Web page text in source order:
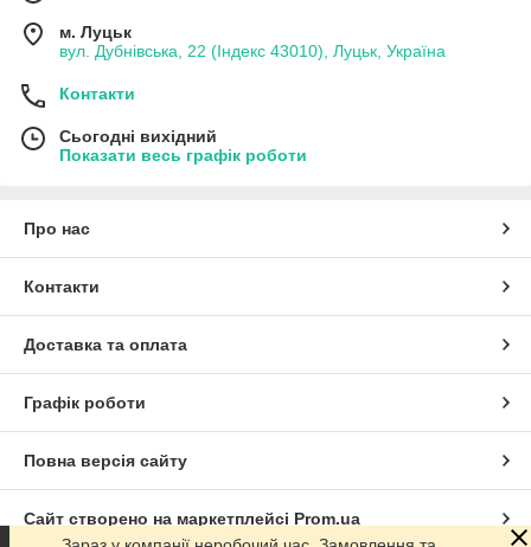
м. Луцьк
вул. Дубнівська, 22 (Індекс 43010), Луцьк, Україна
Контакти
Сьогодні вихідний
Показати весь графік роботи
Про нас
Контакти
Доставка та оплата
Графік роботи
Повна версія сайту
Сайт створено на маркетплейсі Prom.ua